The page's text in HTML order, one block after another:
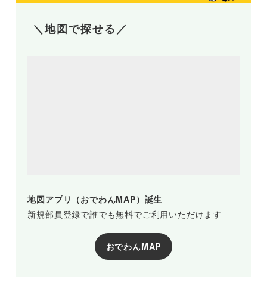
＼地図で探せる／
地図アプリ（おでわんMAP）誕生
新規部員登録で誰でも無料でご利用いただけます
おでわんMAP